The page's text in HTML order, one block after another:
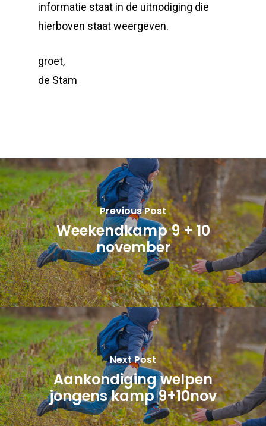
informatie staat in de uitnodiging die
hierboven staat weergeven.
groet,
de Stam
Previous Post
Weekendkamp 9 + 10
november
Next Post
Aankondiging welpen
jongens kamp 9+10nov